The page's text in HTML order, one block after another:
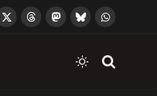
X
ThreadsMastodon
BlueskyWhatsApp